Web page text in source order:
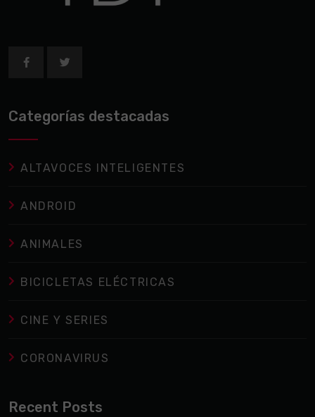
Categorías destacadas
ALTAVOCES INTELIGENTES
ANDROID
ANIMALES
BICICLETAS ELÉCTRICAS
CINE Y SERIES
CORONAVIRUS
Recent Posts